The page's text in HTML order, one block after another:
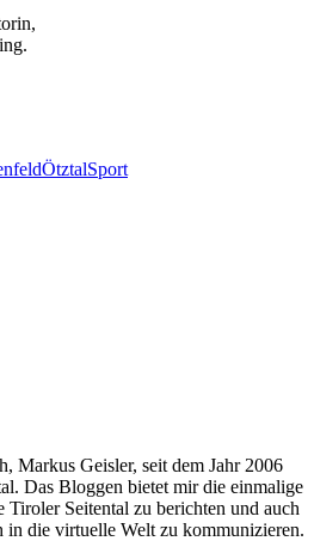
ÖtztalSport
Markus Geisler, seit dem Jahr 2006
Das Bloggen bietet mir die einmalige
Tiroler Seitental zu berichten und auch
in die virtuelle Welt zu kommunizieren.